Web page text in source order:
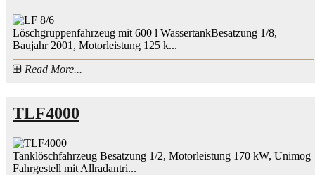
Löschgruppenfahrzeug mit 600 l WassertankBesatzung 1/8,
Baujahr 2001, Motorleistung 125 k...
Read More...
TLF4000
Tanklöschfahrzeug Besatzung 1/2, Motorleistung 170 kW, Unimog
Fahrgestell mit Allradantri...